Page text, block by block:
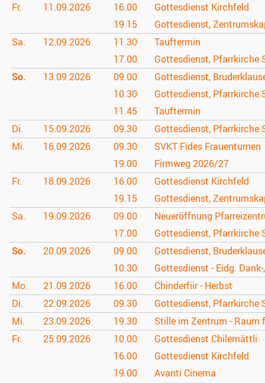
Fr.
11.09.2026 16.00
Gottesdienst Kirchfeld
19.15
Gottesdienst,
Sa.
12.09.2026 11.30
Tauftermin
17.00
Gottesdienst, Pfarrkirche
So.
13.09.2026 09.00
Gottesdienst,
10.30
Gottesdienst, Pfarrkirche
11.45
Tauftermin
Di.
15.09.2026 09.30
Gottesdienst, Pfarrkirche
Mi.
16.09.2026 09.30
SVKT Fides Frauenturnen
19.00
Firmweg 2026/27
Fr.
18.09.2026 16.00
Gottesdienst Kirchfeld
19.15
Gottesdienst,
Sa.
19.09.2026 09.00
Neueröffnung
17.00
Gottesdienst, Pfarrkirche
So.
20.09.2026 09.00
Gottesdienst,
10.30
Gottesdienst - Eidg.
Mo.
21.09.2026 16.00
Chinderfiir - Herbst
Di.
22.09.2026 09.30
Gottesdienst, Pfarrkirche
Mi.
23.09.2026 19.30
Stille im Zentrum - Raum
Fr.
25.09.2026 10.00
Gottesdienst Chilemättli
16.00
Gottesdienst Kirchfeld
19.00
Avanti Cinema